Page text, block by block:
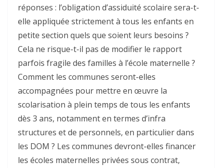
réponses : l’obligation d’assiduité scolaire sera-t-
elle appliquée strictement à tous les enfants en
petite section quels que soient leurs besoins ?
Cela ne risque-t-il pas de modifier le rapport
parfois fragile des familles à l’école maternelle ?
Comment les communes seront-elles
accompagnées pour mettre en œuvre la
scolarisation à plein temps de tous les enfants
dès 3 ans, notamment en termes d’infra
structures et de personnels, en particulier dans
les DOM ? Les communes devront-elles financer
les écoles maternelles privées sous contrat,